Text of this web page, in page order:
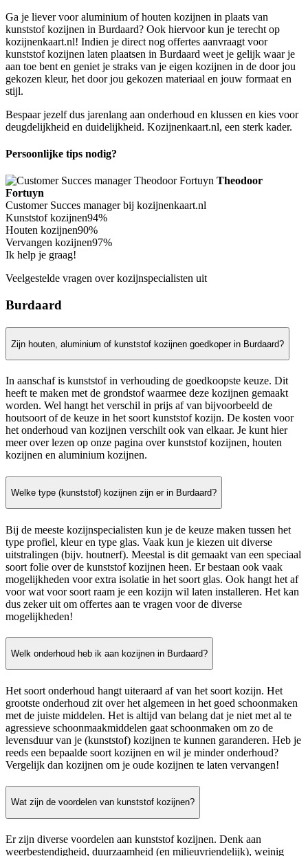
Ga je liever voor aluminium of houten kozijnen in plaats van
kunststof kozijnen in Burdaard? Ook hiervoor kun je terecht op
kozijnenkaart.nl! Indien je direct nog offertes aanvraagt voor
kunststof kozijnen laten plaatsen in Burdaard weet je gelijk waar je
aan toe bent en geniet je straks van je eigen kozijnen in de door jou
gekozen kleur, het door jou gekozen materiaal en jouw formaat en
stijl.
Bespaar jezelf dus jarenlang aan onderhoud en klussen en kies voor
deugdelijkheid en duidelijkheid. Kozijnenkaart.nl, een sterk kader.
Persoonlijke tips nodig?
Theodoor
Fortuyn
Customer Succes manager bij kozijnenkaart.nl
Kunststof kozijnen94%
Houten kozijnen90%
Vervangen kozijnen97%
Ik help je graag!
Veelgestelde vragen over kozijnspecialisten uit
Burdaard
Zijn houten, aluminium of kunststof kozijnen goedkoper in Burdaard?
In aanschaf is kunststof in verhouding de goedkoopste keuze. Dit
heeft te maken met de grondstof waarmee deze kozijnen gemaakt
worden. Wel hangt het verschil in prijs af van bijvoorbeeld de
houtsoort of de keuze in het soort kunststof kozijn. De kosten voor
het onderhoud van kozijnen verschilt ook van elkaar. Je kunt hier
meer over lezen op onze pagina over kunststof kozijnen, houten
kozijnen en aluminium kozijnen.
Welke type (kunststof) kozijnen zijn er in Burdaard?
Bij de meeste kozijnspecialisten kun je de keuze maken tussen het
type profiel, kleur en type glas. Vaak kun je kiezen uit diverse
uitstralingen (bijv. houtnerf). Meestal is dit gemaakt van een speciaal
soort folie over de kunststof kozijnen heen. Er bestaan ook vaak
mogelijkheden voor extra isolatie in het soort glas. Ook hangt het af
voor wat voor soort raam je een kozijn wil laten installeren. Het kan
dus zeker uit om offertes aan te vragen voor de diverse
mogelijkheden!
Welk onderhoud heb ik aan kozijnen in Burdaard?
Het soort onderhoud hangt uiteraard af van het soort kozijn. Het
grootste onderhoud zit over het algemeen in het goed schoonmaken
met de juiste middelen. Het is altijd van belang dat je niet met al te
agressieve schoonmaakmiddelen gaat schoonmaken om zo de
levensduur van je (kunststof) kozijnen te kunnen garanderen. Heb je
reeds een bepaalde soort kozijnen en wil je minder onderhoud?
Vergelijk dan kozijnen om je oude kozijnen te laten vervangen!
Wat zijn de voordelen van kunststof kozijnen?
Er zijn diverse voordelen aan kunststof kozijnen. Denk aan
weerbestendigheid, duurzaamheid (en milieuvriendelijk), weinig